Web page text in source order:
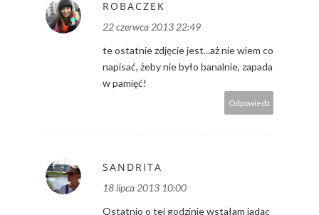
ROBACZEK
22 czerwca 2013 22:49
te ostatnie zdjęcie jest...aż nie wiem co
napisać, żeby nie było banalnie, zapada
w pamięć!
Odpowiedz
SANDRITA
18 lipca 2013 10:00
Ostatnio o tej godzinie wstałam jadąc